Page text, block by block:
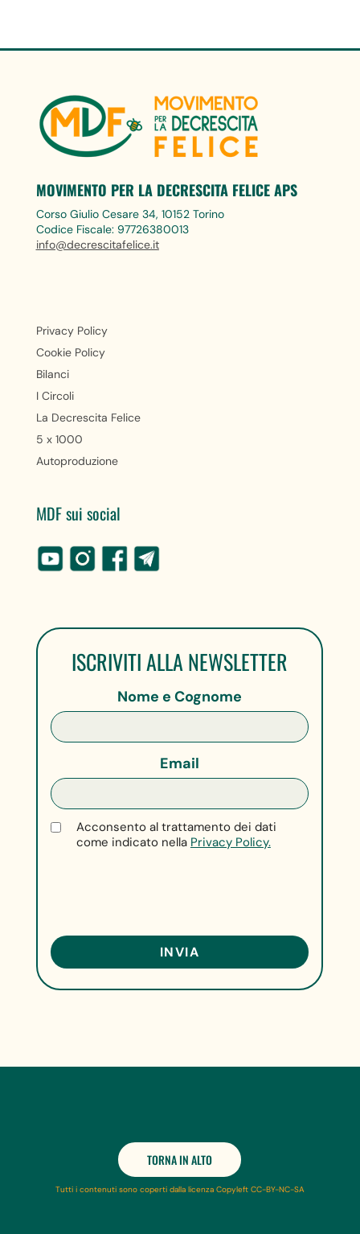
MOVIMENTO PER LA DECRESCITA FELICE APS
Corso Giulio Cesare 34, 10152 Torino
Codice Fiscale: 97726380013
info@decrescitafelice.it
Privacy Policy
Cookie Policy
Bilanci
I Circoli
La Decrescita Felice
5 x 1000
Autoproduzione
MDF sui social
ISCRIVITI ALLA NEWSLETTER
Nome e Cognome
Email
Acconsento al trattamento dei dati
come indicato nella Privacy Policy.
TORNA IN ALTO
Tutti i contenuti sono coperti dalla licenza Copyleft CC-BY-NC-SA